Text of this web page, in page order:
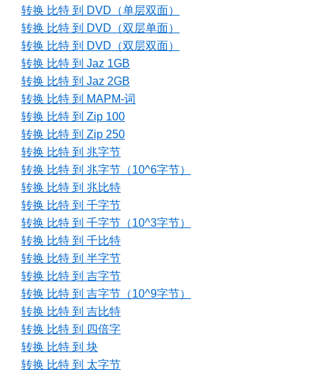
转换 比特 到 DVD（单层双面）
转换 比特 到 DVD（双层单面）
转换 比特 到 DVD（双层双面）
转换 比特 到 Jaz 1GB
转换 比特 到 Jaz 2GB
转换 比特 到 MAPM-词
转换 比特 到 Zip 100
转换 比特 到 Zip 250
转换 比特 到 兆字节
转换 比特 到 兆字节（10^6字节）
转换 比特 到 兆比特
转换 比特 到 千字节
转换 比特 到 千字节（10^3字节）
转换 比特 到 千比特
转换 比特 到 半字节
转换 比特 到 吉字节
转换 比特 到 吉字节（10^9字节）
转换 比特 到 吉比特
转换 比特 到 四倍字
转换 比特 到 块
转换 比特 到 太字节